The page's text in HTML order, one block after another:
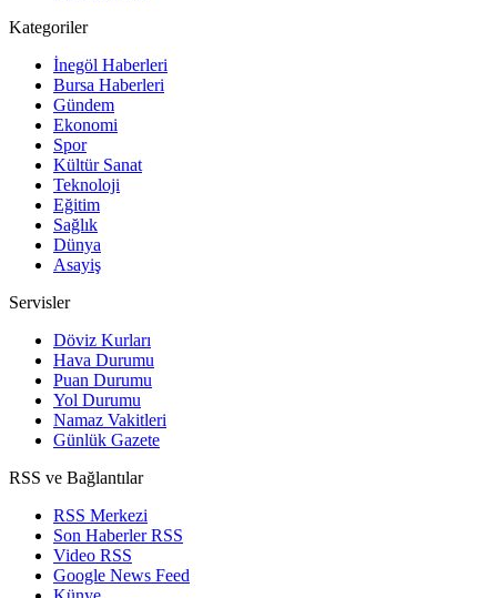
Kategoriler
İnegöl Haberleri
Bursa Haberleri
Gündem
Ekonomi
Spor
Kültür Sanat
Teknoloji
Eğitim
Sağlık
Dünya
Asayiş
Servisler
Döviz Kurları
Hava Durumu
Puan Durumu
Yol Durumu
Namaz Vakitleri
Günlük Gazete
RSS ve Bağlantılar
RSS Merkezi
Son Haberler RSS
Video RSS
Google News Feed